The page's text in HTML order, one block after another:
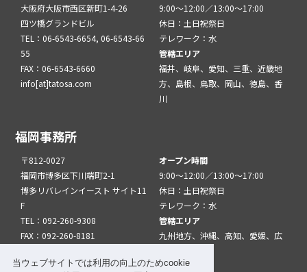
当ウェブサイトでは利用の向上のためcookie
大阪府大阪市西区新町1-4-26
四ツ橋グランドビル
TEL：06-6543-6654, 06-6543-66
55
FAX：06-6543-6660
info[at]tatosa.com
9:00～12:00／13:00～17:00
休日：土日祝祭日
テレワーク：水
管轄エリア
福井、岐阜、愛知、三重、近畿地
方、島根、鳥取、岡山、徳島、香
川
福岡事務所
〒812-0027
福岡市博多区下川端町2-1
博多リバレインイースト サイト11
F
TEL：092-260-9308
FAX：092-260-8181
オープン時間
9:00～12:00／13:00～17:00
休日：土日祝祭日
テレワーク：水
管轄エリア
九州地方、沖縄、高知、愛媛、広